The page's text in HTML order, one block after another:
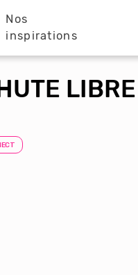
Nos
inspirations
LIBRE